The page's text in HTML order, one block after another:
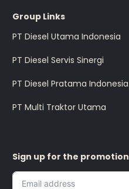
Group Links
PT Diesel Utama Indonesia
PT Diesel Servis Sinergi
PT Diesel Pratama Indonesia
PT Multi Traktor Utama
Sign up for the promotion